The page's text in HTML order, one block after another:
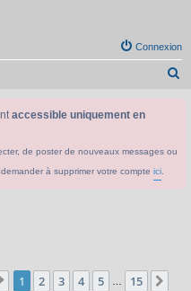
Connexion
accessible uniquement en
de poster de nouveaux messages ou
à supprimer votre compte ici
Page 1sur15
1 2 3 4 5 15